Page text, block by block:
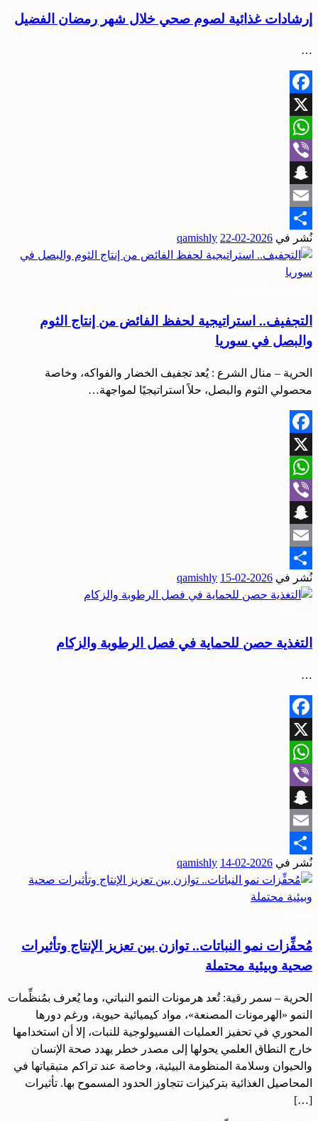
إرشادات غذائية لصوم صحي خلال شهر رمضان الفضيل
…
Facebook
X
WhatsApp
Viber
Snapchat
Email
Share
نُشر في 2026-02-22
qamishly
التجفيف.. استراتيجية لحفظ الفائض من إنتاج الثوم
والبصل في سوريا
الحرية – منال الشرع : يُعد تجفيف الخضار والفواكه، وخاصة
محصولي الثوم والبصل، حلاً استراتيجيًا لمواجهة…
Facebook
X
WhatsApp
Viber
Snapchat
Email
Share
نُشر في 2026-02-15
qamishly
التغذية حصن للحماية في فصل الرطوبة والزكام
…
Facebook
X
WhatsApp
Viber
Snapchat
Email
Share
نُشر في 2026-02-14
qamishly
مُحفِّزات نمو النباتات.. توازن بين تعزيز الإنتاج وتأثيرات
صحية وبيئية محتملة
الحرية – سمر رقية: تُعد هرمونات النمو النباتي، وما يُعرف بمُنظِّمات
النمو «الهرمونات المصنعة»، مواد كيميائية حيوية، ورغم دورها
المحوري في تحفيز العمليات الفسيولوجية للنبات، إلا أن استخدامها
خارج النطاق العلمي يحولها إلى مصدر خطر يهدد صحة الإنسان
والحيوان وسلامة المنظومة البيئية، وخاصة عند تراكم متبقياتها في
المحاصيل الغذائية بتركيزات تتجاوز الحدود المسموح بها. تأثيرات
[…]